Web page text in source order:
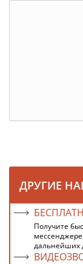
ДРУГИЕ
Получите
дальнейших